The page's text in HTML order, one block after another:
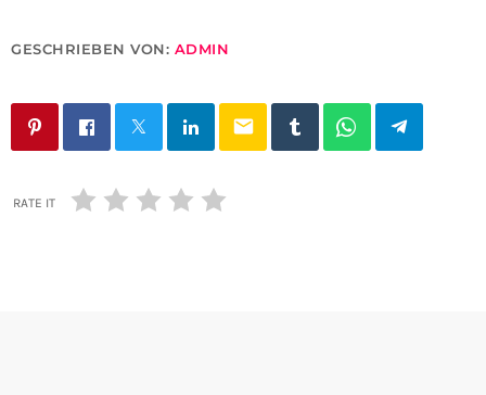
GESCHRIEBEN VON: ADMIN
email
RATE IT